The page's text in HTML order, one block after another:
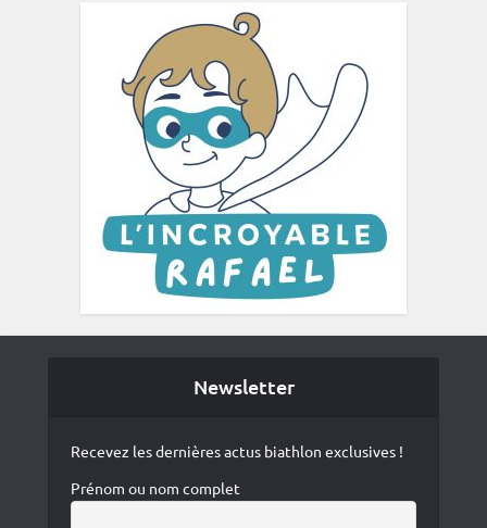
Newsletter
Recevez les dernières actus biathlon exclusives !
Prénom ou nom complet